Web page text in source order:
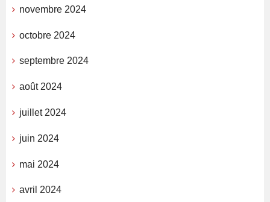
novembre 2024
octobre 2024
septembre 2024
août 2024
juillet 2024
juin 2024
mai 2024
avril 2024